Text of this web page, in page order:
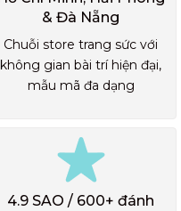
& Đà Nẵng
Chuỗi store trang sức với
không gian bài trí hiện đại,
mẫu mã đa dạng
4.9 SAO / 600+ đánh